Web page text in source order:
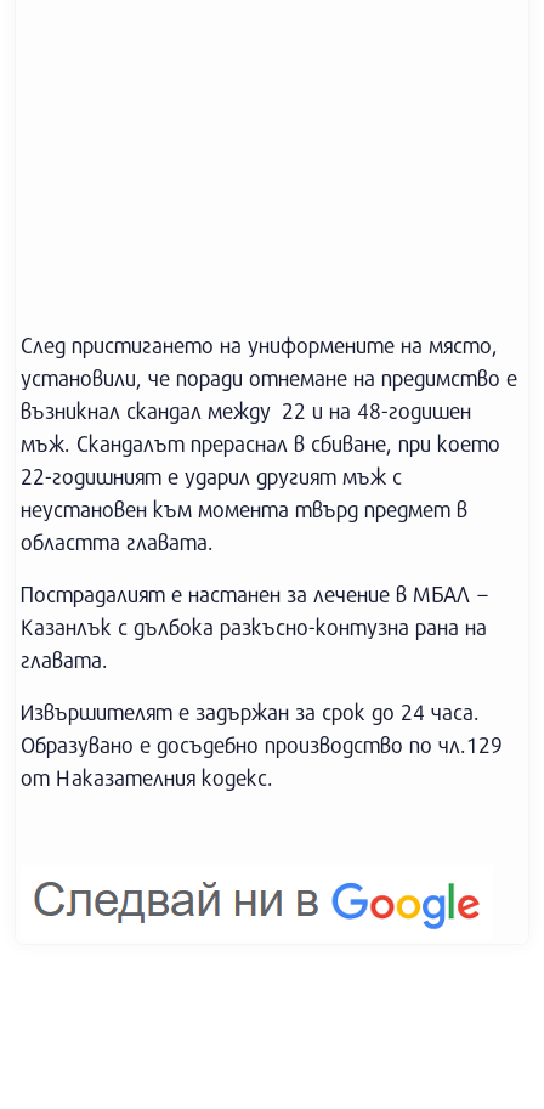
След пристигането на униформените на място,
установили, че поради отнемане на предимство е
възникнал скандал между 22 и на 48-годишен
мъж. Скандалът прераснал в сбиване, при което
22-годишният е ударил другият мъж с
неустановен към момента твърд предмет в
областта главата.
Пострадалият е настанен за лечение в МБАЛ –
Казанлък с дълбока разкъсно-контузна рана на
главата.
Извършителят е задържан за срок до 24 часа.
Образувано е досъдебно производство по чл.129
от Наказателния кодекс.